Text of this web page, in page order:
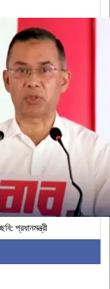
প্রধানমন্ত্রী